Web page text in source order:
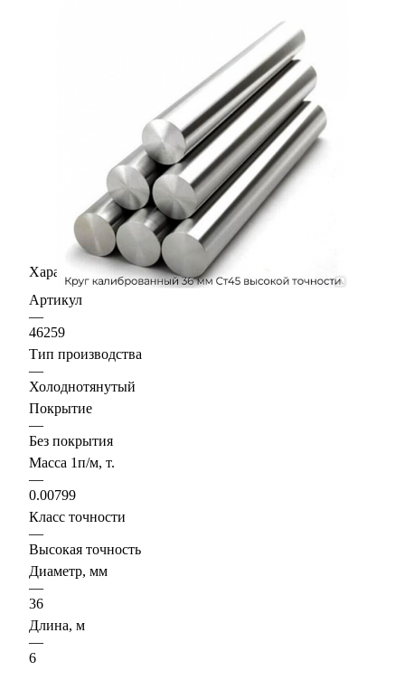
Характеристики
Артикул
—
46259
Тип производства
—
Холоднотянутый
Покрытие
—
Без покрытия
Масса 1п/м, т.
—
0.00799
Класс точности
—
Высокая точность
Диаметр, мм
—
36
Длина, м
—
6